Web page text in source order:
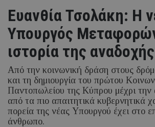
Ευανθία Τσολάκη: Η
Υπουργός
ιστορία της αναδοχής
Από την κοινωνική δράση στους
και τη δημιουργία του πρώτου
Παντοπωλείου της Κύπρου μέχρι την
από τα πιο απαιτητικά κυβερνητικά
πορεία της νέας Υπουργού έχει στο
άνθρωπο.